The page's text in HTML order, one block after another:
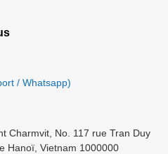
/ Whatsapp)
Charmvit, No. 117 rue Tran Duy
Hanoï, Vietnam 1000000